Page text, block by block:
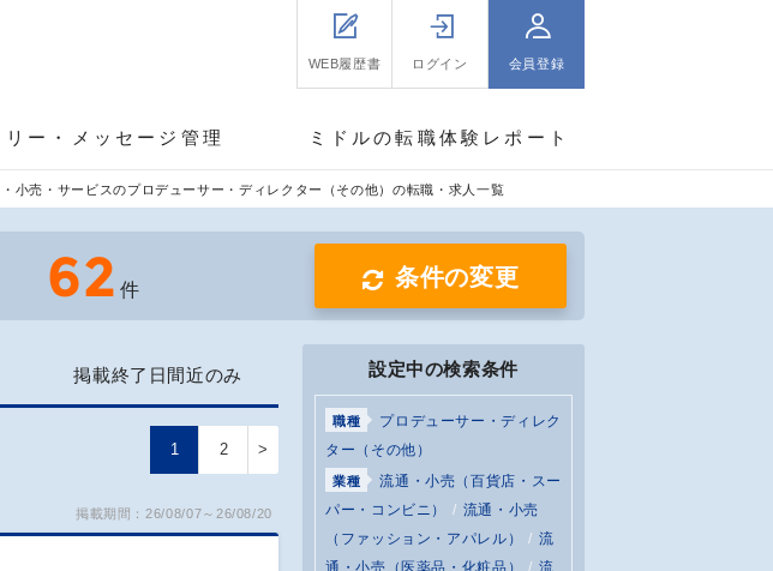
WEB履歴書 ログイン 会員登録
リー・メッセージ管理 ミドルの転職体験レポート
小売・サービスのプロデューサー・ディレクター（その他）の転職・求人一覧
62 件 条件の変更
掲載終了日間近のみ
1 2 >
掲載期間：26/08/07～26/08/20
設定中の検索条件
職種
プロデューサー・ディレク
ター（その他）
業種
流通・小売（百貨店・スー
パー・コンビニ）
流通・小売
（ファッション・アパレル）
流
通・小売（医薬品・化粧品）
流